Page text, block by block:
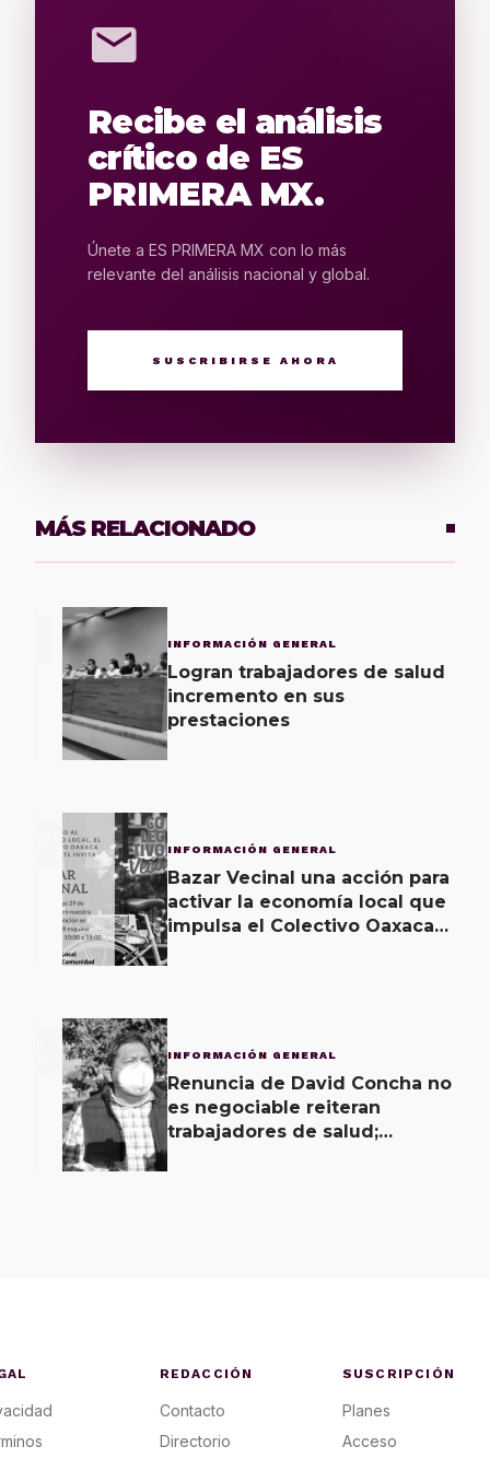
mail
Recibe el análisis
crítico de ES
PRIMERA MX.
Únete a ES PRIMERA MX con lo más
relevante del análisis nacional y global.
SUSCRIBIRSE AHORA
MÁS RELACIONADO
INFORMACIÓN GENERAL
Logran trabajadores de salud
incremento en sus
prestaciones
2 INFORMACIÓN GENERAL
Bazar Vecinal una acción para
activar la economía local que
impulsa el Colectivo Oaxaca
3 INFORMACIÓN GENERAL
Renuncia de David Concha no
es negociable reiteran
trabajadores de salud;
REDACCIÓN
Contacto
Directorio
SUSCRIPCIÓN
Planes
Acceso